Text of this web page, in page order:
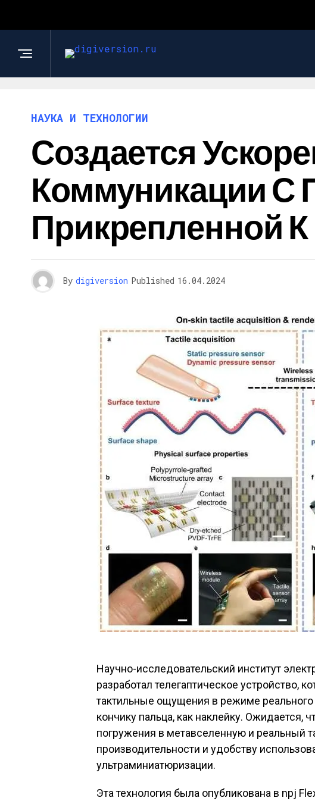
НАУКА И ТЕХНОЛОГИИ
Создается
Коммуникации С
Прикрепленной
By digiversion Published 16.04.2024
Научно-исследовательский институт
разработал телегаптическое устройство,
тактильные ощущения в режиме реального
кончику пальца, как наклейку. Ожидается,
погружения в метавселенную и реальный
производительности и удобству
ультраминиатюризации.
Эта технология была опубликована в npj